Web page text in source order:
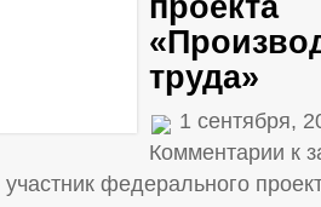
проекта
труда»
1 сентября,
Комментарии к
федерального